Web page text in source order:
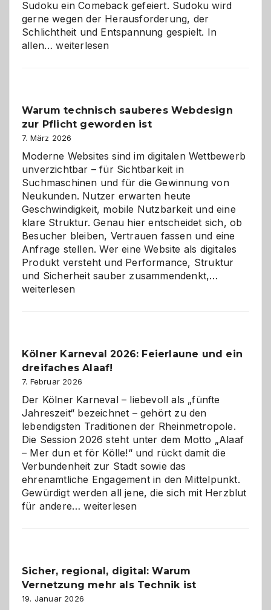
Sudoku ein Comeback gefeiert. Sudoku wird
gerne wegen der Herausforderung, der
Schlichtheit und Entspannung gespielt. In
allen…Sudoku
den
Logikrätseln
weiterlesen
Warum technisch sauberes Webdesign
zur Pflicht geworden ist
7. März 2026
Moderne Websites sind im digitalen Wettbewerb
unverzichtbar – für Sichtbarkeit in
Suchmaschinen und für die Gewinnung von
Neukunden. Nutzer erwarten heute
Geschwindigkeit, mobile Nutzbarkeit und eine
klare Struktur. Genau hier entscheidet sich, ob
Besucher bleiben, Vertrauen fassen und eine
Anfrage stellen. Wer eine Website als digitales
Produkt versteht und Performance, Struktur
und Sicherheit sauber zusammendenkt,…
geworden
weiterlesen
Kölner Karneval 2026: Feierlaune und ein
dreifaches Alaaf!
7. Februar 2026
Der Kölner Karneval – liebevoll als „fünfte
Jahreszeit“ bezeichnet – gehört zu den
lebendigsten Traditionen der Rheinmetropole.
Die Session 2026 steht unter dem Motto „Alaaf
– Mer dun et för Kölle!“ und rückt damit die
Verbundenheit zur Stadt sowie das
ehrenamtliche Engagement in den Mittelpunkt.
Gewürdigt werden all jene, die sich mit Herzblut
für andere…Kölner
ein
dreifaches
Alaaf!
weiterlesen
Sicher, regional, digital: Warum
Vernetzung mehr als Technik ist
19. Januar 2026